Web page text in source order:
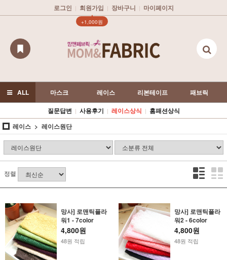
로그인 | 회원가입 |
▲
+1,000원
장바구니 | 마이페이지
ALL 마스크 레이스 리본테이프
패브릭
질문답변 | 사용후기 | 레이스상식 | 홈패션상식
레이스
레이스원단
정렬
망사] 로맨틱플라
워1 - 7color
4,800원
48원 적립
망사] 로맨틱플라
워2 - 6color
4,800원
48원 적립